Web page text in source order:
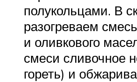
полукольцами. В
разогреваем
и оливкового
смеси сливочное
гореть) и